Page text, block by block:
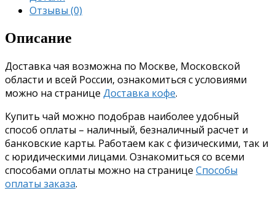
Отзывы (0)
Описание
Доставка чая возможна по Москве, Московской
области и всей России, ознакомиться с условиями
можно на странице Доставка кофе.
Купить чай можно подобрав наиболее удобный
способ оплаты – наличный, безналичный расчет и
банковские карты. Работаем как с физическими, так и
с юридическими лицами. Ознакомиться со всеми
способами оплаты можно на странице Способы
оплаты заказа.